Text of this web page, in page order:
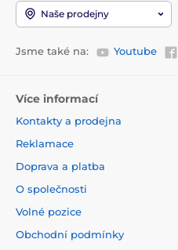
Naše prodejny
Jsme také na: Youtube
Více informací
Kontakty a prodejna
Reklamace
Doprava a platba
O společnosti
Volné pozice
Obchodní podmínky